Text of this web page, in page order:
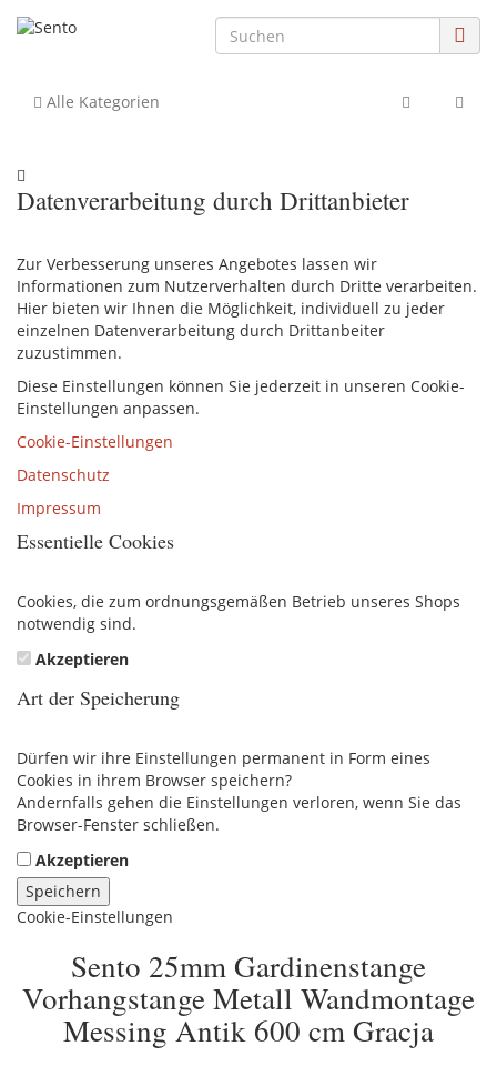
Alle Kategorien
Datenverarbeitung durch Drittanbieter
Zur Verbesserung unseres Angebotes lassen wir
Informationen zum Nutzerverhalten durch Dritte verarbeiten.
Hier bieten wir Ihnen die Möglichkeit, individuell zu jeder
einzelnen Datenverarbeitung durch Drittanbeiter
zuzustimmen.
Diese Einstellungen können Sie jederzeit in unseren Cookie-
Einstellungen anpassen.
Cookie-Einstellungen
Datenschutz
Impressum
Essentielle Cookies
Cookies, die zum ordnungsgemäßen Betrieb unseres Shops
notwendig sind.
Akzeptieren
Art der Speicherung
Dürfen wir ihre Einstellungen permanent in Form eines
Cookies in ihrem Browser speichern?
Andernfalls gehen die Einstellungen verloren, wenn Sie das
Browser-Fenster schließen.
Akzeptieren
Speichern
Cookie-Einstellungen
Sento 25mm Gardinenstange
Vorhangstange Metall Wandmontage
Messing Antik 600 cm Gracja